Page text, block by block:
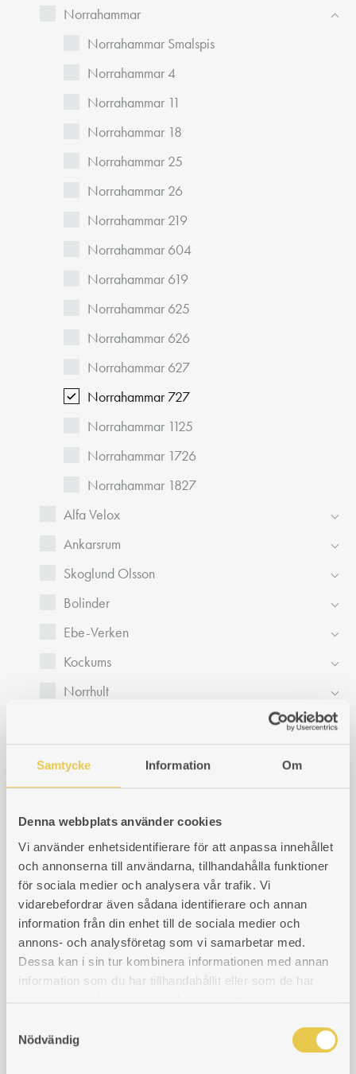
Samtycke Information Om
Denna webbplats använder cookies
Vi använder enhetsidentifierare för att anpassa innehållet
och annonserna till användarna, tillhandahålla funktioner
för sociala medier och analysera vår trafik. Vi
vidarebefordrar även sådana identifierare och annan
information från din enhet till de sociala medier och
annons- och analysföretag som vi samarbetar med.
Dessa kan i sin tur kombinera informationen med annan
information som du har tillhandahållit eller som de har
Nödvändig
14 Products
Firebox liner |
Husqvarna 727 V
Norrahammar
Norrahammar Smalspis
Norrahammar 4
Norrahammar 11
Norrahammar 18
Norrahammar 25
Norrahammar 26
Norrahammar 219
Norrahammar 604
Norrahammar 619
Norrahammar 625
Norrahammar 626
Norrahammar 627
Norrahammar 727
Norrahammar 1125
Norrahammar 1726
Norrahammar 1827
Alfa Velox
Ankarsrum
Skoglund Olsson
Bolinder
Ebe-Verken
Kockums
Norrhult
Thermia